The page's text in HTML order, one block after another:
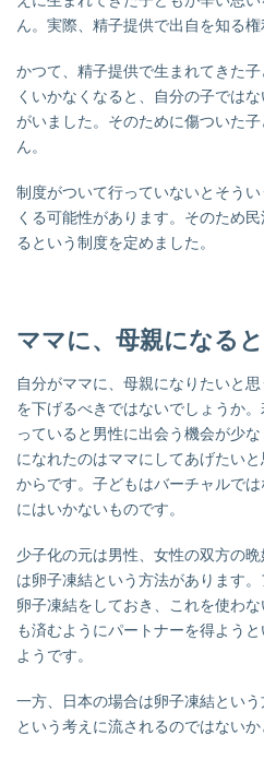
ん。実際、精子提供で出自を知る
かつて、精子提供で生まれてきた
くいかなくなると、自分の子では
がいました。そのために傷ついた
ん。
制度がついて行っていないとそう
くる可能性があります。そのため
るという制度を定めました。
ママに、母親になる
自分がママに、母親になりたいと
を下げるべきではないでしょうか
っていると男性に出会う機会が少な
になれたのはママにしてあげたい
からです。子どもはバーチャルで
にはいかないものです。
少子化の元は男性、女性の双方の
は卵子凍結という方法があります
卵子凍結をしておき、これを使わ
も済むようにパートナーを得よう
ようです。
一方、日本の場合は卵子凍結とい
という考えに流されるのではないか